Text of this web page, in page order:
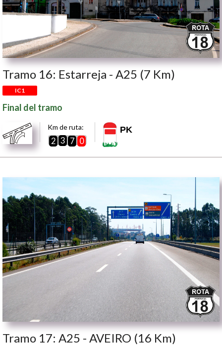
Tramo 16: Estarreja - A25 (7 Km)
IC1
Final del tramo
Km de ruta:
2 3 7 0
PK
Tramo 17: A25 - AVEIRO (16 Km)